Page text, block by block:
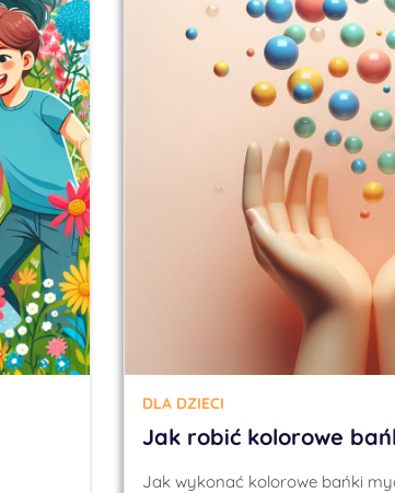
DLA DZIECI
Jak robić kolorowe
Jak wykonać kolorowe bańki